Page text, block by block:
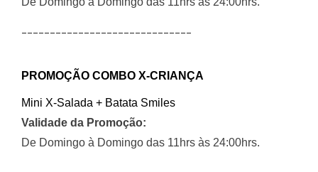
PROMOÇÃO COMBO X-CRIANÇA
Mini X-Salada + Batata Smiles
Validade da Promoção:
De Domingo à Domingo das 11hrs às 24:00hrs.